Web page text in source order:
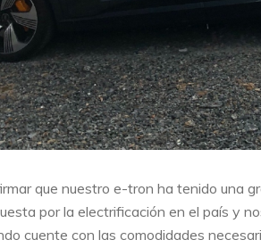
que nuestro e-tron ha tenido una
por la electrificación en el país y
cuente con las comodidades